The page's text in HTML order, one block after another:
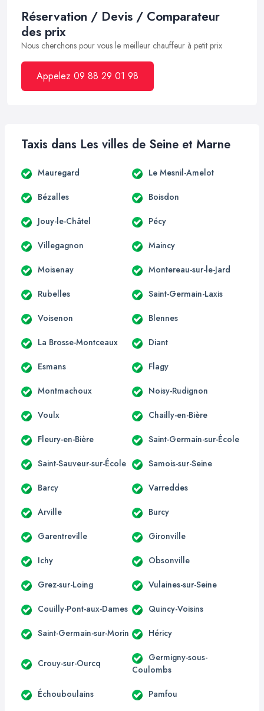
Réservation / Devis / Comparateur
des prix
Nous cherchons pour vous le meilleur chauffeur à petit prix
Appelez 09 88 29 01 98
Taxis dans Les villes de Seine et Marne
Mauregard Le Mesnil-Amelot
Bézalles Boisdon
Jouy-le-Châtel Pécy
Villegagnon Maincy
Moisenay Montereau-sur-le-Jard
Rubelles Saint-Germain-Laxis
Voisenon Blennes
La Brosse-Montceaux Diant
Esmans Flagy
Montmachoux Noisy-Rudignon
Voulx Chailly-en-Bière
Fleury-en-Bière Saint-Germain-sur-École
Saint-Sauveur-sur-École Samois-sur-Seine
Barcy Varreddes
Arville Burcy
Garentreville Gironville
Ichy Obsonville
Grez-sur-Loing Vulaines-sur-Seine
Couilly-Pont-aux-Dames Quincy-Voisins
Saint-Germain-sur-Morin Héricy
Crouy-sur-Ourcq
Germigny-sous-
Coulombs
Échouboulains Pamfou